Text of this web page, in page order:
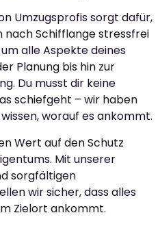
Umzugsprofis sorgt dafür,
nach Schifflange stressfrei
alle Aspekte deines
Planung bis hin zur
Du musst dir keine
schiefgeht – wir haben
worauf es ankommt.
Wert auf den Schutz
Mit unserer
sorgfältigen
wir sicher, dass alles
Zielort ankommt.